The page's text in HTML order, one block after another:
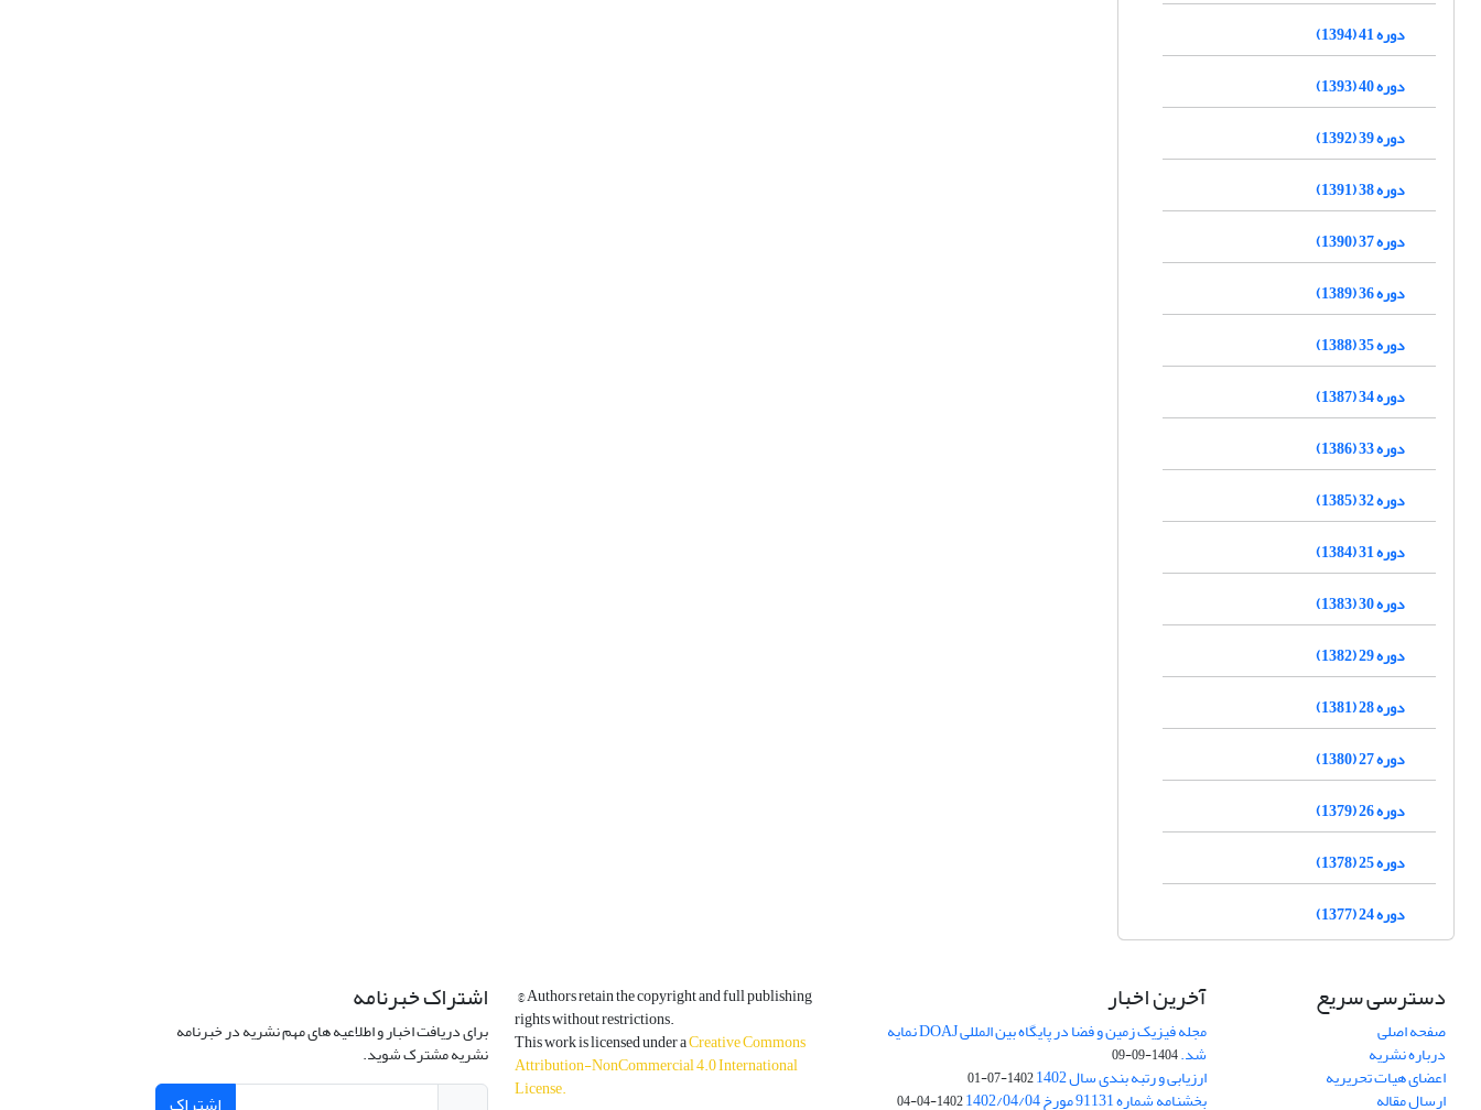
دوره 41 (1394)
دوره 40 (1393)
دوره 39 (1392)
دوره 38 (1391)
دوره 37 (1390)
دوره 36 (1389)
دوره 35 (1388)
دوره 34 (1387)
دوره 33 (1386)
دوره 32 (1385)
دوره 31 (1384)
دوره 30 (1383)
دوره 29 (1382)
دوره 28 (1381)
دوره 27 (1380)
دوره 26 (1379)
دوره 25 (1378)
دوره 24 (1377)
دسترسی سریع
صفحه اصلی
درباره نشریه
اعضای هیات تحریریه
ارسال مقاله
آخرین اخبار
مجله فیزیک زمین و فضا در پایگاه بین المللی DOAJ نمایه
شد.1404-09-09
ارزیابی و رتبه بندی سال 1402 1402-07-01
بخشنامه شماره 91131 مورخ 1402/04/04 1402-04-04
© Authors retain the copyright and full publishing
rights without restrictions.
This work is licensed under aCreative Commons
Attribution-NonCommercial 4.0 International
License.
اشتراک خبرنامه
برای دریافت اخبار و اطلاعیه های مهم نشریه در خبرنامه
نشریه مشترک شوید.